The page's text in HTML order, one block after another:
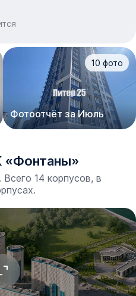
10 фото
Фотоотчёт за Июль
«Фонтаны»
14 корпусов, в